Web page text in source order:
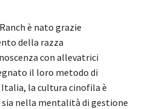
è nato grazie
della razza
con allevatrici
il loro metodo di
la cultura cinofila è
nella mentalità di gestione